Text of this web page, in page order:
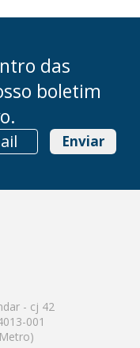
das
boletim
Enviar
- cj 42
001